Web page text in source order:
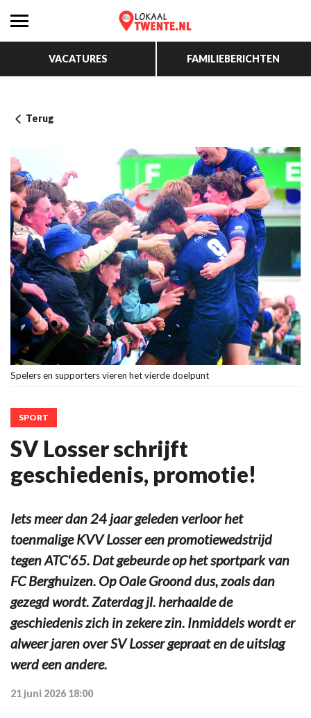
VACATURES FAMILIEBERICHTEN
Terug
Spelers en supporters vieren het vierde doelpunt
SPORT
SV Losser schrijft
geschiedenis, promotie!
Iets meer dan 24 jaar geleden verloor het
toenmalige KVV Losser een promotiewedstrijd
tegen ATC'65. Dat gebeurde op het sportpark van
FC Berghuizen. Op Oale Groond dus, zoals dan
gezegd wordt. Zaterdag jl. herhaalde de
geschiedenis zich in zekere zin. Inmiddels wordt er
alweer jaren over SV Losser gepraat en de uitslag
werd een andere.
21 juni 2026 18:00